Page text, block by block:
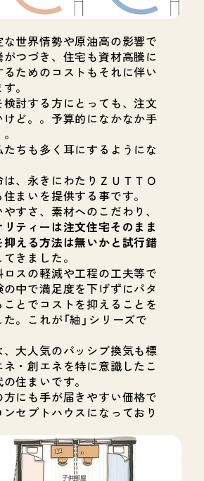
世界情勢や原油高の影響で
つづき、住宅も資材高騰に
るためのコストもそれに伴い
。
討する方にとっても、注文
ど。。予算的になかなか手
ちも多く耳にするようにな
、永きにわたりＺＵＴＴＯ
まいを提供する事です。
すさ、素材へのこだわり、
ティーは注文住宅そのまま
抑える方法は無いかと試行錯
きました。
ロスの軽減や工程の工夫等で
中で満足度を下げずにパタ
とでコストを抑えることを
。これが「紬」シリーズで
大人気のパッシブ換気も標
・創エネを特に意識したこ
住まいです。
方にも手が届きやすい価格で
セプトハウスになっており